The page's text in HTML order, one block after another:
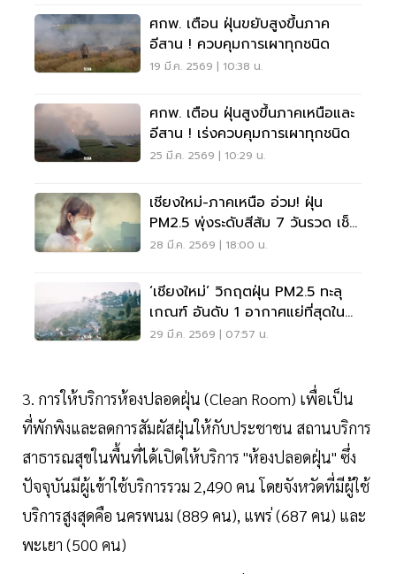
ศกพ. เตือน ฝุ่นขยับสูงขึ้นภาค
อีสาน ! ควบคุมการเผาทุกชนิด
19 มี.ค. 2569 | 10:38 น.
ศกพ. เตือน ฝุ่นสูงขึ้นภาคเหนือและ
อีสาน ! เร่งควบคุมการเผาทุกชนิด
25 มี.ค. 2569 | 10:29 น.
เชียงใหม่-ภาคเหนือ อ่วม! ฝุ่น
PM2.5 พุ่งระดับสีส้ม 7 วันรวด เช็ก
พื้นที่เสี่ยงด่วน!
28 มี.ค. 2569 | 18:00 น.
‘เชียงใหม่’ วิกฤตฝุ่น PM2.5 ทะลุ
เกณฑ์ อันดับ 1 อากาศแย่ที่สุดใน
โลก
29 มี.ค. 2569 | 07:57 น.
3. การให้บริการห้องปลอดฝุ่น (Clean Room) เพื่อเป็น
ที่พักพิงและลดการสัมผัสฝุ่นให้กับประชาชน สถานบริการ
สาธารณสุขในพื้นที่ได้เปิดให้บริการ "ห้องปลอดฝุ่น" ซึ่ง
ปัจจุบันมีผู้เข้าใช้บริการรวม 2,490 คน โดยจังหวัดที่มีผู้ใช้
บริการสูงสุดคือ นครพนม (889 คน), แพร่ (687 คน) และ
พะเยา (500 คน)